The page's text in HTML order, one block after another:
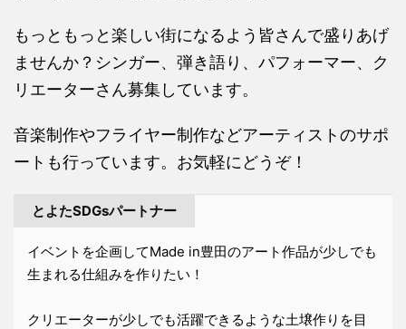
もっともっと楽しい街になるよう皆さんで盛りあげ
ませんか？シンガー、弾き語り、パフォーマー、ク
リエーターさん募集しています。
音楽制作やフライヤー制作などアーティストのサポ
ートも行っています。お気軽にどうぞ！
とよたSDGsパートナー
イベントを企画してMade in豊田のアート作品が少しでも
生まれる仕組みを作りたい！
クリエーターが少しでも活躍できるような土壌作りを目